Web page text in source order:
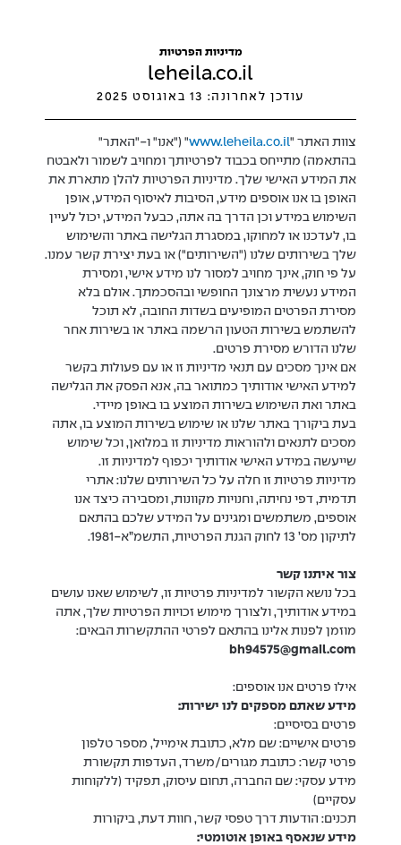
מדיניות הפרטיות
leheila.co.il
עודכן לאחרונה: 13 באוגוסט 2025
צוות האתר "www.leheila.co.il" ("אנו" ו-"האתר"
בהתאמה) מתייחס בכבוד לפרטיותך ומחויב לשמור ולאבטח
את המידע האישי שלך. מדיניות הפרטיות להלן מתארת את
האופן בו אנו אוספים מידע, הסיבות לאיסוף המידע, אופן
השימוש במידע וכן הדרך בה אתה, כבעל המידע, יכול לעיין
בו, לעדכנו או למחוקו, במסגרת הגלישה באתר והשימוש
שלך בשירותים שלנו ("השירותים") או בעת יצירת קשר עמנו.
על פי חוק, אינך מחויב למסור לנו מידע אישי, ומסירת
המידע נעשית מרצונך החופשי ובהסכמתך. אולם בלא
מסירת הפרטים המופיעים בשדות החובה, לא תוכל
להשתמש בשירות הטעון הרשמה באתר או בשירות אחר
שלנו הדורש מסירת פרטים.
אם אינך מסכים עם תנאי מדיניות זו או עם פעולות בקשר
למידע האישי אודותיך כמתואר בה, אנא הפסק את הגלישה
באתר ואת השימוש בשירות המוצע בו באופן מיידי.
בעת ביקורך באתר שלנו או שימוש בשירות המוצע בו, אתה
מסכים לתנאים ולהוראות מדיניות זו במלואן, וכל שימוש
שייעשה במידע האישי אודותיך יכפוף למדיניות זו.
מדיניות פרטיות זו חלה על כל השירותים שלנו: אתרי
תדמית, דפי נחיתה, וחנויות מקוונות, ומסבירה כיצד אנו
אוספים, משתמשים ומגינים על המידע שלכם בהתאם
לתיקון מס’ 13 לחוק הגנת הפרטיות, התשמ”א-1981.
צור איתנו קשר
בכל נושא הקשור למדיניות פרטיות זו, לשימוש שאנו עושים
במידע אודותיך, ולצורך מימוש זכויות הפרטיות שלך, אתה
מוזמן לפנות אלינו בהתאם לפרטי ההתקשרות הבאים:
bh94575@gmail.com
אילו פרטים אנו אוספים:
מידע שאתם מספקים לנו ישירות:
פרטים בסיסיים:
פרטים אישיים: שם מלא, כתובת אימייל, מספר טלפון
פרטי קשר: כתובת מגורים/משרד, העדפות תקשורת
מידע עסקי: שם החברה, תחום עיסוק, תפקיד (ללקוחות
עסקיים)
תכנים: הודעות דרך טפסי קשר, חוות דעת, ביקורות
מידע שנאסף באופן אוטומטי: